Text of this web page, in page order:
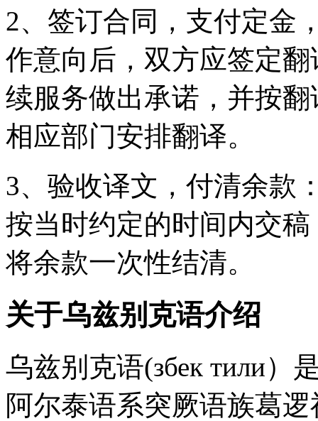
2、签订合同，支付定金
作意向后，双方应签定
续服务做出承诺，并按
相应部门安排翻译。
3、验收译文，付清余款
按当时约定的时间内交
将余款一次性结清。
关于乌兹别克语介绍
乌兹别克语(збек тили）
阿尔泰语系突厥语族葛